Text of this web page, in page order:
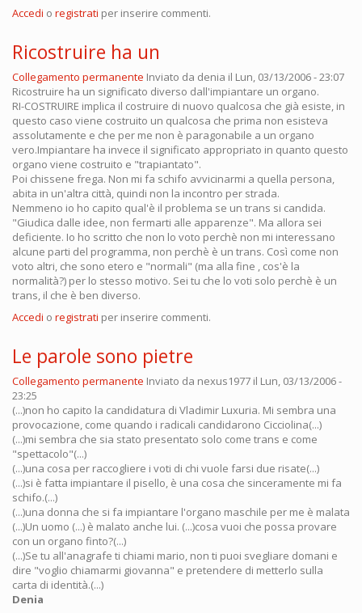
Accedi o registrati per inserire commenti.
Ricostruire ha un
Collegamento permanente Inviato da denia il Lun, 03/13/2006 - 23:07
Ricostruire ha un significato diverso dall'impiantare un organo.
RI-COSTRUIRE implica il costruire di nuovo qualcosa che già esiste, in
questo caso viene costruito un qualcosa che prima non esisteva
assolutamente e che per me non è paragonabile a un organo
vero.Impiantare ha invece il significato appropriato in quanto questo
organo viene costruito e "trapiantato".
Poi chissene frega. Non mi fa schifo avvicinarmi a quella persona,
abita in un'altra città, quindi non la incontro per strada.
Nemmeno io ho capito qual'è il problema se un trans si candida.
"Giudica dalle idee, non fermarti alle apparenze". Ma allora sei
deficiente. Io ho scritto che non lo voto perchè non mi interessano
alcune parti del programma, non perchè è un trans. Così come non
voto altri, che sono etero e "normali" (ma alla fine , cos'è la
normalità?) per lo stesso motivo. Sei tu che lo voti solo perchè è un
trans, il che è ben diverso.
Accedi o registrati per inserire commenti.
Le parole sono pietre
Collegamento permanente Inviato da nexus1977 il Lun, 03/13/2006 -
23:25
(...)non ho capito la candidatura di Vladimir Luxuria. Mi sembra una
provocazione, come quando i radicali candidarono Cicciolina(...)
(...)mi sembra che sia stato presentato solo come trans e come
"spettacolo"(...)
(...)una cosa per raccogliere i voti di chi vuole farsi due risate(...)
(...)si è fatta impiantare il pisello, è una cosa che sinceramente mi fa
schifo.(...)
(...)una donna che si fa impiantare l'organo maschile per me è malata
(...)Un uomo (...) è malato anche lui. (...)cosa vuoi che possa provare
con un organo finto?(...)
(...)Se tu all'anagrafe ti chiami mario, non ti puoi svegliare domani e
dire "voglio chiamarmi giovanna" e pretendere di metterlo sulla
carta di identità.(...)
Denia